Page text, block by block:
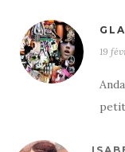
19